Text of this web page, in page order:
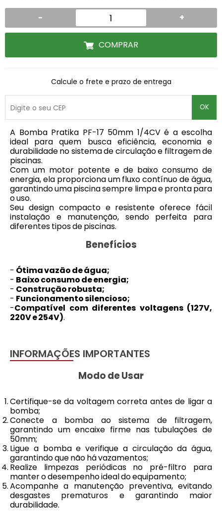
- +
COMPRAR
Calcule o frete e prazo de entrega
OK
A Bomba Pratika PF-17 50mm 1/4CV é a escolha
ideal para quem busca eficiência, economia e
durabilidade no sistema de circulação e filtragem de
piscinas.
Com um motor potente e de baixo consumo de
energia, ela proporciona um fluxo contínuo de água,
garantindo uma piscina sempre limpa e pronta para
o uso.
Seu design compacto e resistente oferece fácil
instalação e manutenção, sendo perfeita para
diferentes tipos de piscinas.
Benefícios
- Ótima vazão de água;
- Baixo consumo de energia;
- Construção robusta;
- Funcionamento silencioso;
-Compatível com diferentes voltagens (127V,
220V e 254V).
INFORMAÇÕES IMPORTANTES
Modo de Usar
Certifique-se da voltagem correta antes de ligar a
bomba;
Conecte a bomba ao sistema de filtragem,
garantindo um encaixe firme nas tubulações de
50mm;
Ligue a bomba e verifique a circulação da água,
garantindo que não há vazamentos;
Realize limpezas periódicas no pré-filtro para
manter o desempenho ideal do equipamento;
Acompanhe a manutenção preventiva, evitando
desgastes prematuros e garantindo maior
durabilidade.